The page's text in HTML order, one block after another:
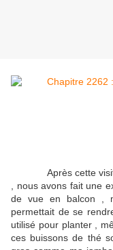
Après cette visite
, nous avons fait une
de vue en balcon ,
permettait de se
utilisé pour planter ,
ces buissons de thé